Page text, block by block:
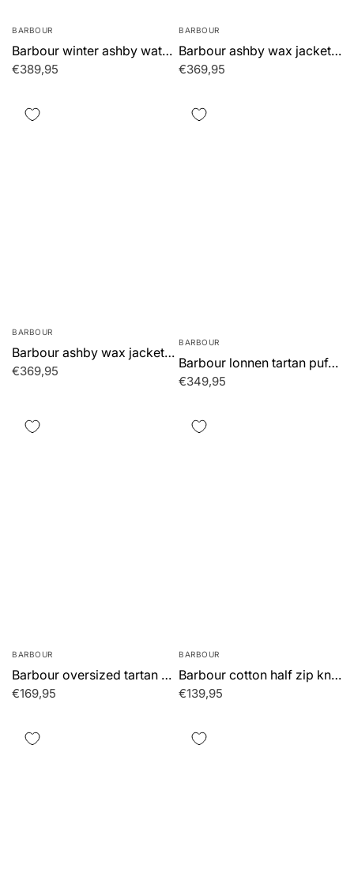
BARBOUR
Barbour winter ashby waterproof jacket - dark sand
€389,95
BARBOUR
Barbour ashby wax jacket - olive
€369,95
BARBOUR
Barbour ashby wax jacket - black classic
€369,95
BARBOUR
Barbour lonnen tartan puffer jacket - shadow classic tartan
€349,95
BARBOUR
Barbour oversized tartan overshirt - classic tartan
€169,95
BARBOUR
Barbour cotton half zip knitted jumper - grey marl
€139,95